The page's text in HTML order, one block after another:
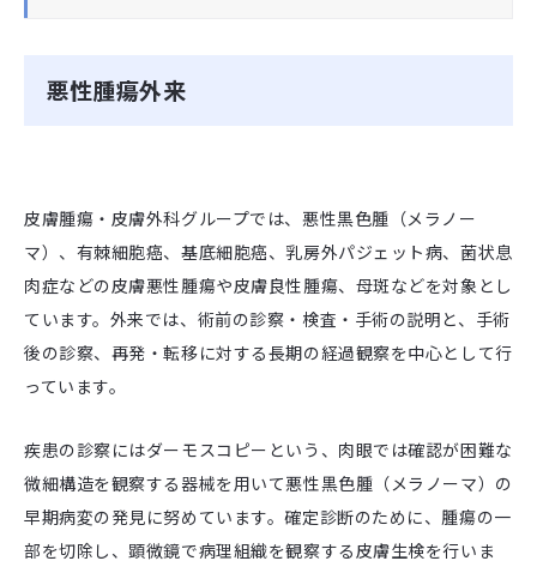
悪性腫瘍外来
皮膚腫瘍・皮膚外科グループでは、悪性黒色腫（メラノー
マ）、有棘細胞癌、基底細胞癌、乳房外パジェット病、菌状息
肉症などの皮膚悪性腫瘍や皮膚良性腫瘍、母斑などを対象とし
ています。外来では、術前の診察・検査・手術の説明と、手術
後の診察、再発・転移に対する長期の経過観察を中心として行
っています。
疾患の診察にはダーモスコピーという、肉眼では確認が困難な
微細構造を観察する器械を用いて悪性黒色腫（メラノーマ）の
早期病変の発見に努めています。確定診断のために、腫瘍の一
部を切除し、顕微鏡で病理組織を観察する皮膚生検を行いま